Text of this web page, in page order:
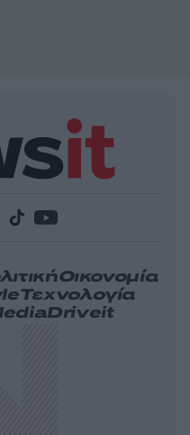
Οικονομία
Τεχνολογία
Driveit